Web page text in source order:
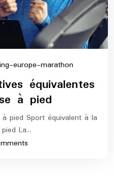
ing-europe-marathon
marathon
équivalentes
à pied
pied Sport équivalent à la
La…